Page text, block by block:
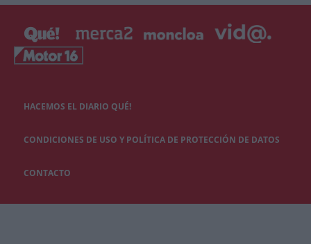
HACEMOS EL DIARIO QUÉ!
CONDICIONES DE USO Y POLÍTICA DE PROTECCIÓN DE DATOS
CONTACTO